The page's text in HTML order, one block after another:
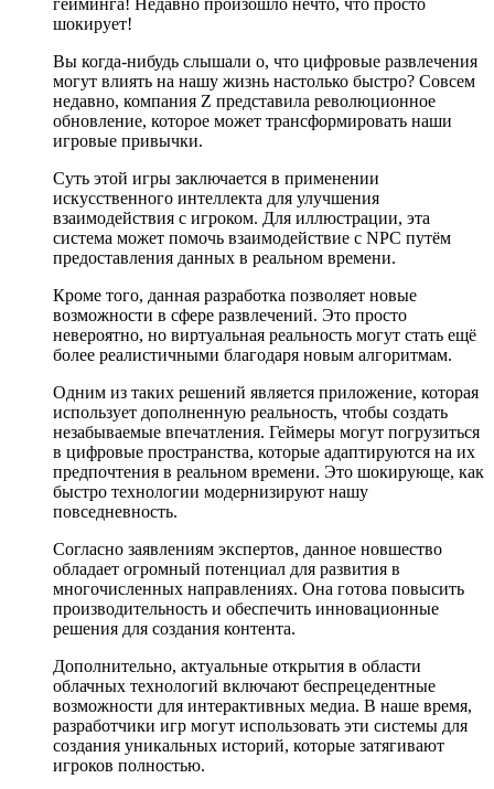
шокирует!
Вы когда-нибудь слышали о, что цифровые развлечения
могут влиять на нашу жизнь настолько быстро? Совсем
недавно, компания Z представила революционное
обновление, которое может трансформировать наши
игровые привычки.
Суть этой игры заключается в применении
искусственного интеллекта для улучшения
взаимодействия с игроком. Для иллюстрации, эта
система может помочь взаимодействие с NPC путём
предоставления данных в реальном времени.
Кроме того, данная разработка позволяет новые
возможности в сфере развлечений. Это просто
невероятно, но виртуальная реальность могут стать ещё
более реалистичными благодаря новым алгоритмам.
Одним из таких решений является приложение, которая
использует дополненную реальность, чтобы создать
незабываемые впечатления. Геймеры могут погрузиться
в цифровые пространства, которые адаптируются на их
предпочтения в реальном времени. Это шокирующе, как
быстро технологии модернизируют нашу
повседневность.
Согласно заявлениям экспертов, данное новшество
обладает огромный потенциал для развития в
многочисленных направлениях. Она готова повысить
производительность и обеспечить инновационные
решения для создания контента.
Дополнительно, актуальные открытия в области
облачных технологий включают беспрецедентные
возможности для интерактивных медиа. В наше время,
разработчики игр могут использовать эти системы для
создания уникальных историй, которые затягивают
игроков полностью.